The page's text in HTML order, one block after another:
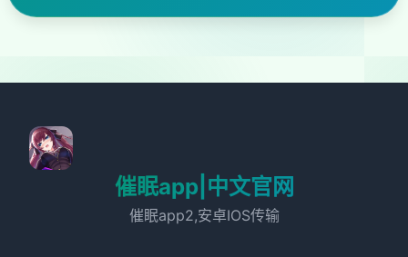
催眠app|中文官网
催眠app2,安卓IOS传输